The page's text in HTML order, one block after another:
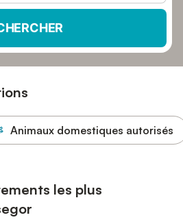
Animaux domestiques autorisés
les plus